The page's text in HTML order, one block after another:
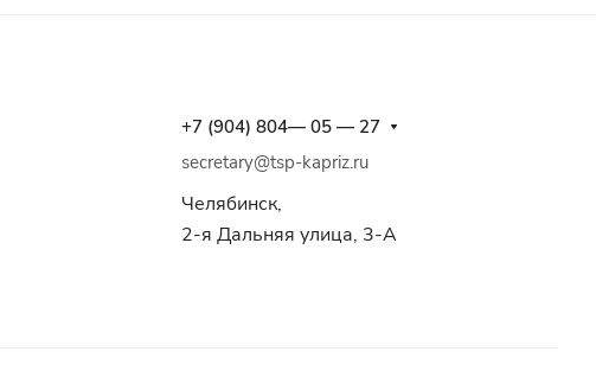
+7 (904) 804— 05 — 27
secretary@tsp-kapriz.ru
Челябинск,
2-я Дальняя улица, 3-А